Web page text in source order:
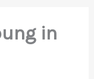
in